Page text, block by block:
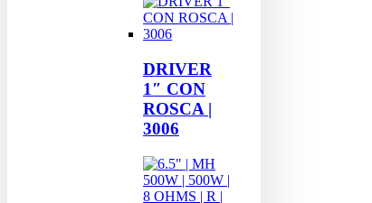
DRIVER
1″ CON
ROSCA |
3006